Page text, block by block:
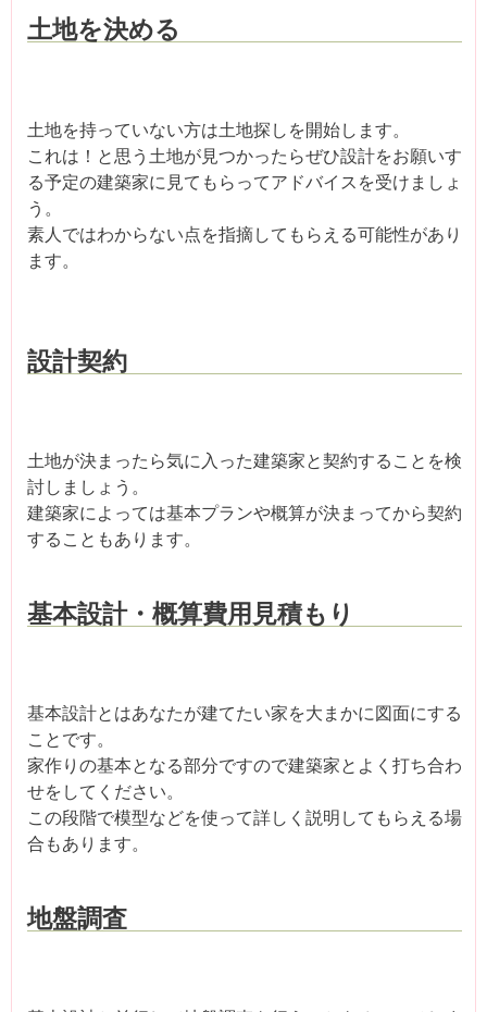
土地を決める
土地を持っていない方は土地探しを開始します。
これは！と思う土地が見つかったらぜひ設計をお願いす
る予定の建築家に見てもらってアドバイスを受けましょ
う。
素人ではわからない点を指摘してもらえる可能性があり
ます。
設計契約
土地が決まったら気に入った建築家と契約することを検
討しましょう。
建築家によっては基本プランや概算が決まってから契約
することもあります。
基本設計・概算費用見積もり
基本設計とはあなたが建てたい家を大まかに図面にする
ことです。
家作りの基本となる部分ですので建築家とよく打ち合わ
せをしてください。
この段階で模型などを使って詳しく説明してもらえる場
合もあります。
地盤調査